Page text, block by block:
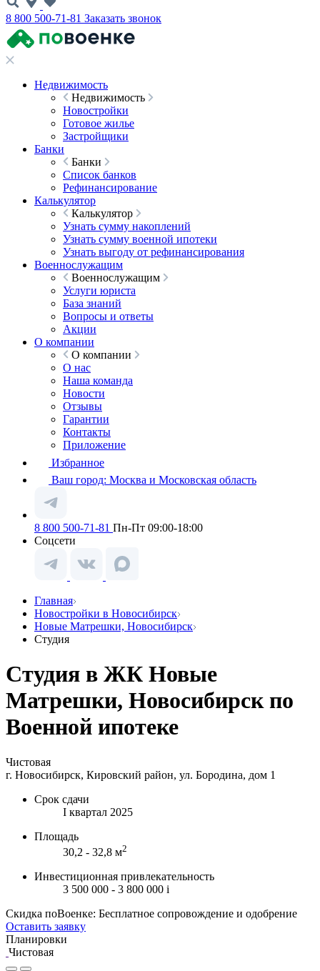
8 800 500-71-81 Заказать звонок
Недвижимость
Недвижимость
Новостройки
Готовое жилье
Застройщики
Банки
Банки
Список банков
Рефинансирование
Калькулятор
Калькулятор
Узнать сумму накоплений
Узнать сумму военной ипотеки
Узнать выгоду от рефинансирования
Военнослужащим
Военнослужащим
Услуги юриста
База знаний
Вопросы и ответы
Акции
О компании
О компании
О нас
Наша команда
Новости
Отзывы
Гарантии
Контакты
Приложение
Избранное
Ваш город: Москва и Московская область
8 800 500-71-81 Пн-Пт 09:00-18:00
Соцсети
Главная
Новостройки в Новосибирск
Новые Матрешки, Новосибирск
Студия
Студия в ЖК Новые
Матрешки, Новосибирск по
Военной ипотеке
Чистовая
г. Новосибирск, Кировский район, ул. Бородина, дом 1
Срок сдачи
I квартал 2025
Площадь
30,2 - 32,8 м2
Инвестиционная привлекательность
3 500 000 - 3 800 000 i
Скидка поВоенке: Бесплатное сопровождение и одобрение
Оставить заявку
Планировки
Чистовая